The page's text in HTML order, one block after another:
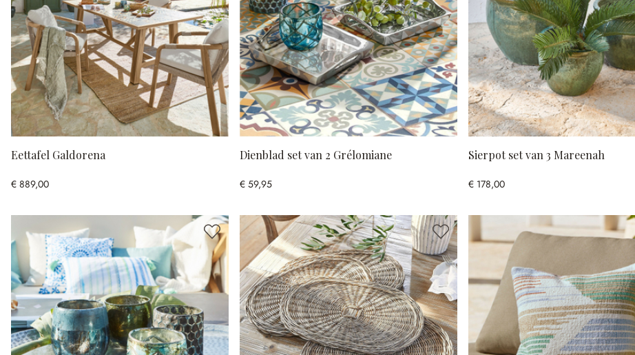
Eettafel Galdorena
€ 889,00
Dienblad set van 2 Grélomiane
€ 59,95
Sierpot set van 3 Mareenah
€ 178,00